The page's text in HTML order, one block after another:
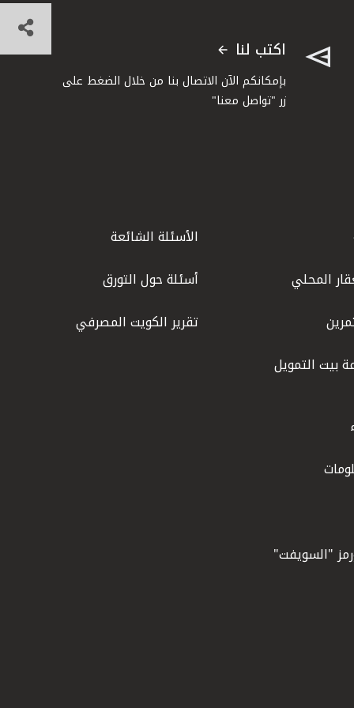
اكتب لنا
بإمكانكم الآن الاتصال بنا من خلال الضغط على
زر "تواصل معنا"
المحلي
بيت التمويل
"السويفت"
الأسئلة الشائعة
أسئلة حول التورق
تقرير الكويت المصرفي